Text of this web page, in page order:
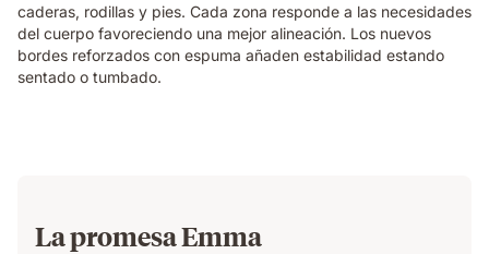
caderas, rodillas y pies. Cada zona responde a las necesidades
del cuerpo favoreciendo una mejor alineación. Los nuevos
bordes reforzados con espuma añaden estabilidad estando
sentado o tumbado.
La promesa Emma